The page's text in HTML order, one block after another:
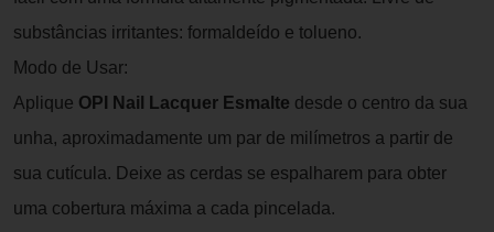
substâncias irritantes: formaldeído e tolueno.
Modo de Usar:
Aplique OPI Nail Lacquer Esmalte desde o centro da sua
unha, aproximadamente um par de milímetros a partir de
sua cutícula. Deixe as cerdas se espalharem para obter
uma cobertura máxima a cada pincelada.